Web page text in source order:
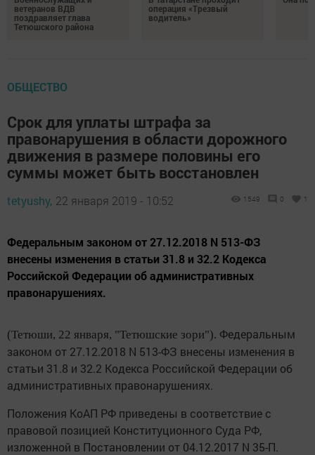
ветеранов ВДВ
поздравляет глава
Тетюшского района
операция «Трезвый
водитель»
ОБЩЕСТВО
Срок для уплаты штрафа за
правонарушения в области дорожного
движения в размере половины его
суммы может быть восстановлен
tetyushy, 22 января 2019 - 10:52 1549 0 1
Федеральным законом от 27.12.2018 N 513-ФЗ
внесены изменения в статьи 31.8 и 32.2 Кодекса
Российской Федерации об административных
правонарушениях.
(Тетюши, 22 января, "Тетюшские зори"). Федеральным
законом от 27.12.2018 N 513-ФЗ внесены изменения в
статьи 31.8 и 32.2 Кодекса Российской Федерации об
административных правонарушениях.
Положения КоАП РФ приведены в соответствие с
правовой позицией Конституционного Суда РФ,
изложенной в Постановлении от 04.12.2017 N 35-П.